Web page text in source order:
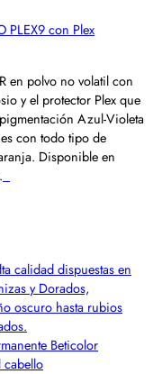
PLEX9 con Plex
en polvo no volatil con
y el protector Plex que
Azul-Violeta
con todo tipo de
Disponible en
Beticolor